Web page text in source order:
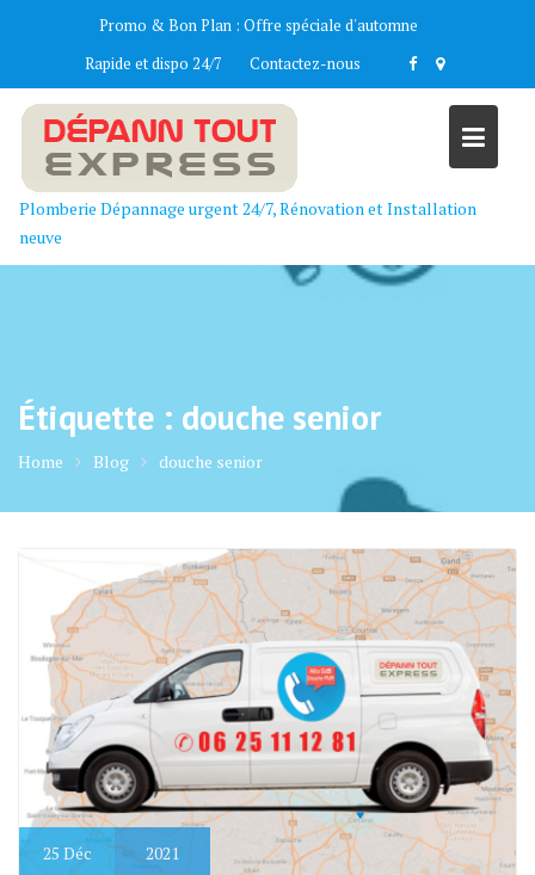
Promo & Bon Plan : Offre spéciale d'automne
Rapide et dispo 24/7
Contactez-nous
Plomberie Dépannage urgent 24/7, Rénovation et Installation
neuve
Étiquette : douche senior
Home Blog douche senior
25 Déc 2021